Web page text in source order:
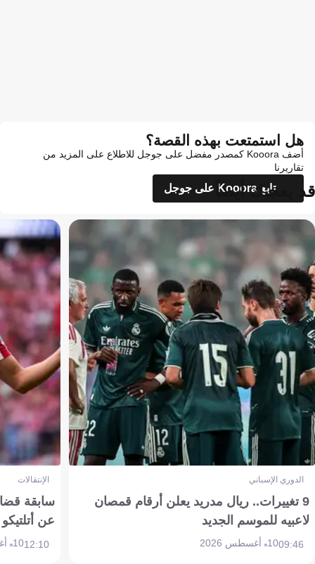
هل استمتعت بهذه القصة؟
أضف Kooora كمصدر مفضل على جوجل للاطلاع على المزيد من
تقاريرنا
تابع Kooora على جوجل
قد يعجبك أيضاً
الدوري الإسباني
9 تغييرات.. ريال مدريد يعلن أرقام قمصان
لاعبيه للموسم الجديد
09:4610 أغسطس 2026
الإنتقالات
سابقة
عن أتلتيكو
12:1010 أغسطس 2026